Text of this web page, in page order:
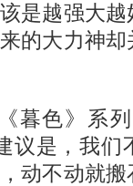
是越强大
的大力神
色》系列
议是，我们
动不动就